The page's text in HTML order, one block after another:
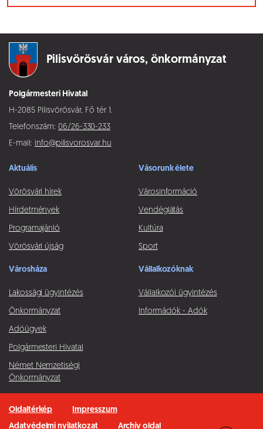
Pilisvörösvár város, önkormányzat
Polgármesteri Hivatal
H-2085 Pilisvörösvár, Fő tér 1.
Telefonszám: 06/26-330-233
E-mail: info@pilisvorosvar.hu
Aktuális
Vörösvári hírek
Hírdetmények
Programajánló
Vörösvári újság
Vásorunk élete
Városinformáció
Vendéglátás
Kultúra
Sport
Városháza
Lakossági ügyintézés
Önkormányzat
Adóügyek
Polgármesteri Hivatal
Német Nemzetiségi
Önkormányzat
Vállalkozóknak
Vállalkozói ügyintézés
Információk - Adók
Oldaltérkép
Impresszum
Adatvédelmi nyilatkozat
Archív oldal